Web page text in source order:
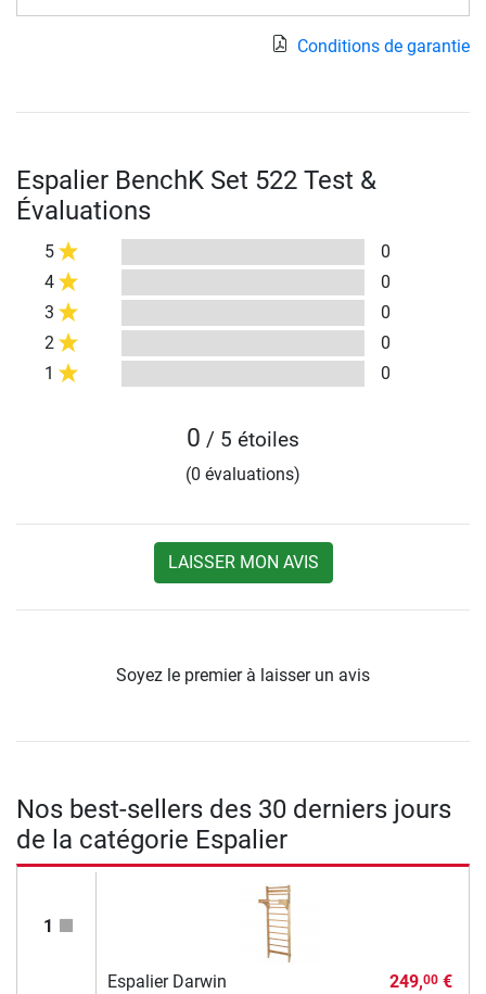
Conditions de garantie
Espalier BenchK Set 522 Test &
Évaluations
5
0
4
0
3
0
2
0
1
0
0 / 5 étoiles
(0 évaluations)
LAISSER MON AVIS
Soyez le premier à laisser un avis
Nos best-sellers des 30 derniers jours
de la catégorie Espalier
1
Espalier Darwin 249,00€